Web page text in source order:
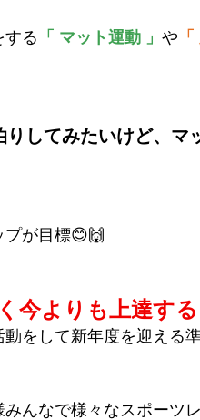
する 「 マット運動 」 や 「
りしてみたいけど、
が目標😊🙌
今よりも上達するこ
をして新年度を迎える
みんなで様々なスポーツ